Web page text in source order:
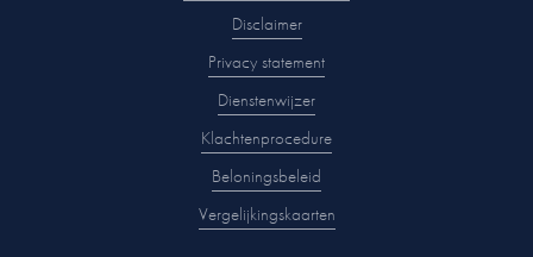
Disclaimer
Privacy statement
Dienstenwijzer
Klachtenprocedure
Beloningsbeleid
Vergelijkingskaarten